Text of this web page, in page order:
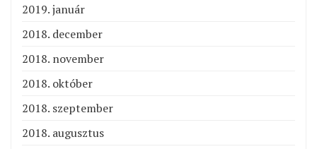
2019. január
2018. december
2018. november
2018. október
2018. szeptember
2018. augusztus